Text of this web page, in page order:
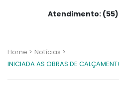
Atendimento: (55)
Home > Notícias >
INICIADA AS OBRAS DE